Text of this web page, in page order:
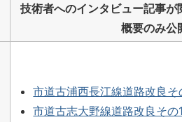
技術者へのインタビュー記事
概要のみ公
市道古浦西長江線道路改良
市道古志大野線道路改良その